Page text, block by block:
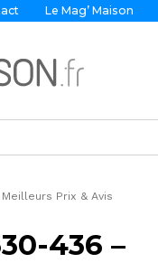
Le Mag’ Maison
Prix & Avis
436 –